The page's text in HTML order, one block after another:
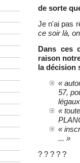
de sorte
Je n'ai pas
ce soir là,
Dans ces
raison
la décision
«
57,
«
«
... »
? ? ? ? ?